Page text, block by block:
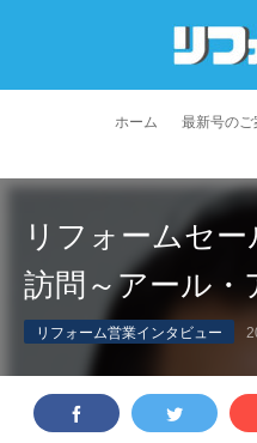
ホーム 最新号のご
お問い合わせ よくあ
リフォームセ
訪問～アール・
リフォーム営業インタビュー